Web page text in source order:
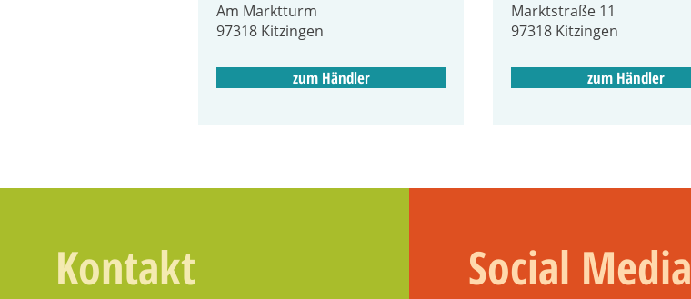
Am Marktturm
97318 Kitzingen
zum Händler
Marktstraße 11
97318 Kitzingen
zum Händler
Kontakt Social Media